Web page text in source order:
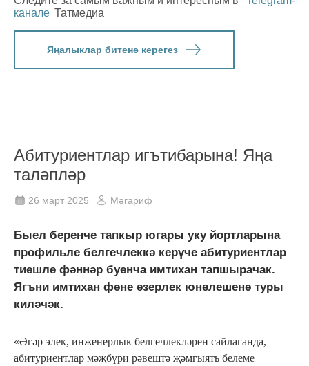
канале Татмедиа
Яңалыклар битенә керегез
Абитуриентлар игътибарына! Яңа
таләпләр
26 март 2025 Мәгариф
Быел беренче тапкыр югары уку йортларына
профильле белгечлеккә керүче абитуриентлар
тиешле фәннәр буенча имтихан тапшырачак.
Ягъни имтихан фәне әзерлек юнәлешенә туры
киләчәк.
«Әгәр элек, инженерлык белгечлекләрен сайлаганда,
абитуриентлар мәҗбүри рәвештә җәмгыять белеме